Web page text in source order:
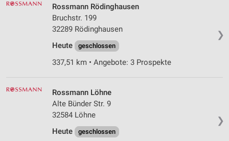
❯
Rossmann Rödinghausen
Bruchstr. 199
32289 Rödinghausen
Heute
geschlossen
337,51 km • Angebote: 3 Prospekte
❯
Rossmann Löhne
Alte Bünder Str. 9
32584 Löhne
Heute
geschlossen